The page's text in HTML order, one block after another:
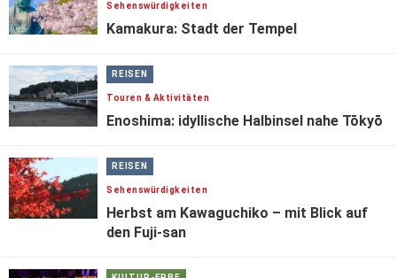
Sehenswürdigkeiten
Kamakura: Stadt der Tempel
REISEN
Touren & Aktivitäten
Enoshima: idyllische Halbinsel nahe Tōkyō
REISEN
Sehenswürdigkeiten
Herbst am Kawaguchiko – mit Blick auf
den Fuji-san